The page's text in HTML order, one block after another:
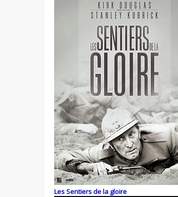
Les Sentiers de la gloire